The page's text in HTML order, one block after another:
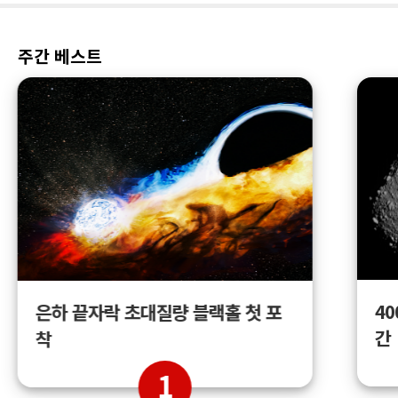
주간 베스트
은하 끝자락 초대질량 블랙홀 첫 포
착
1
간